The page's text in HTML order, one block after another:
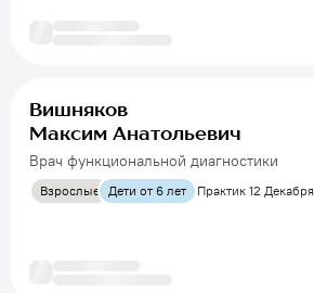
Вишняков
Максим Анатольевич
Врач функциональной диагностики
Взрослые Дети от 6 лет Практик 12 Декабря